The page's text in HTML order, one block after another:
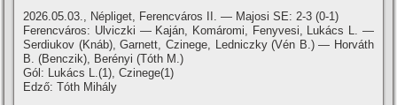
2026.05.03., Népliget, Ferencváros II. — Majosi SE: 2-3 (0-1)
Ferencváros: Ulviczki — Kaján, Komáromi, Fenyvesi, Lukács L. —
Serdiukov (Knáb), Garnett, Czinege, Ledniczky (Vén B.) — Horváth
B. (Benczik), Berényi (Tóth M.)
Gól: Lukács L.(1), Czinege(1)
Edző: Tóth Mihály